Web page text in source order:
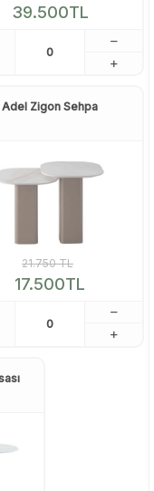
39.500TL
Adel Zigon Sehpa
21.750TL
17.500TL